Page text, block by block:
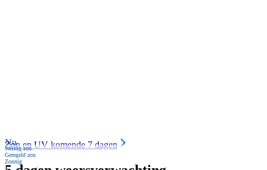
Nu
Weinig zon
Geregeld zon
Zonnig
Zon en UV komende 7 dagen